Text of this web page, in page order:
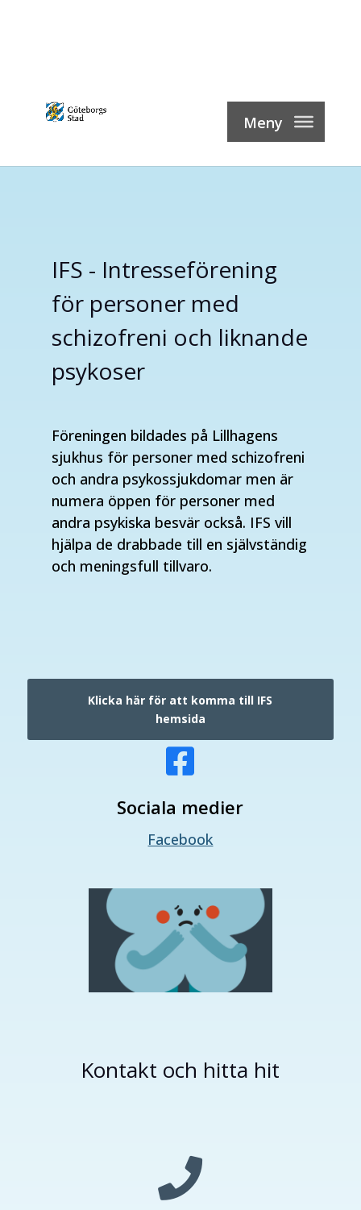
IFS - Intresseförening
för personer med
schizofreni och liknande
psykoser
Föreningen bildades på Lillhagens
sjukhus för personer med schizofreni
och andra psykossjukdomar men är
numera öppen för personer med
andra psykiska besvär också. IFS vill
hjälpa de drabbade till en självständig
och meningsfull tillvaro.
Klicka här för att komma till IFS
hemsida

Sociala medier
Facebook
Kontakt och hitta hit
